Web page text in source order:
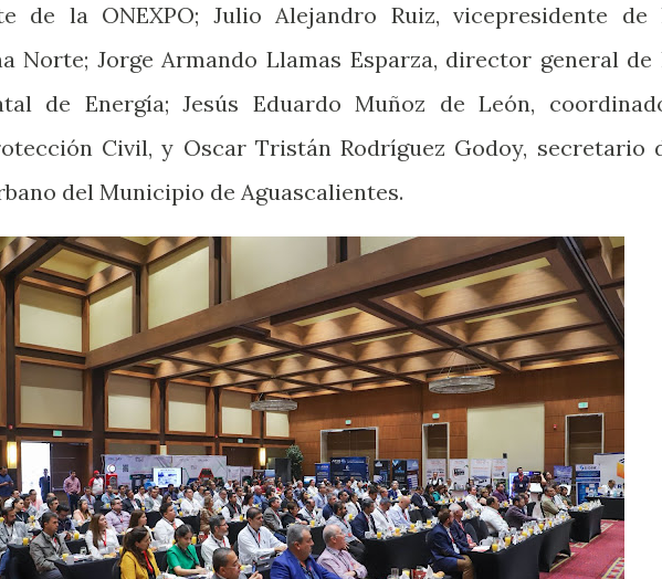
de la ONEXPO; Julio Alejandro Ruiz, vicepresidente de
Norte; Jorge Armando Llamas Esparza, director general de
de Energía; Jesús Eduardo Muñoz de León,
Civil, y Oscar Tristán Rodríguez Godoy, secretario
del Municipio de Aguascalientes.